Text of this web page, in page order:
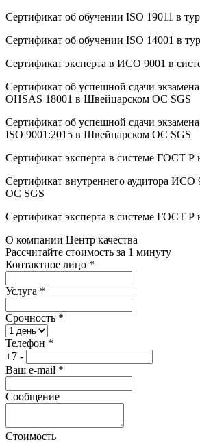
Сертификат об oбучeнии ISO 19011 в
Сертификат об oбучeнии ISO 14001 в
Сертификат эксперта в ИСО 9001 в
Сертификат об успешной сдачи
OHSAS 18001 в Швейцарском ОС SGS
Сертификат об успешной сдачи
ISO 9001:2015 в Швейцарском ОС SGS
Сертификат эксперта в системе ГОСТ
Сертификат внутреннего аудитора
ОС SGS
Сертификат эксперта в системе ГОСТ
О компании Центр качества
Рассчитайте стоимость за 1 минуту
Контактное лицо *
Услуга *
Срочность *
Телефон *
+7 -
Ваш e-mail *
Сообщение
Стоимость